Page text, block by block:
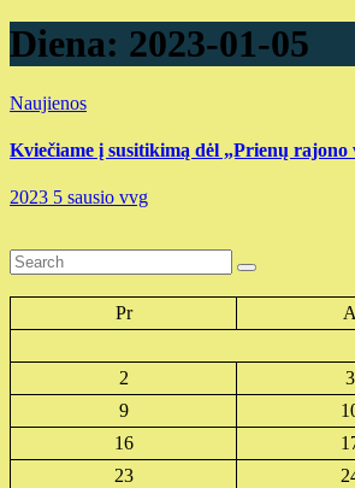
Diena: 2023-01-05
Naujienos
Kviečiame į susitikimą dėl „Prienų rajono
2023 5 sausio vvg
Pr
2
3
9
16
23